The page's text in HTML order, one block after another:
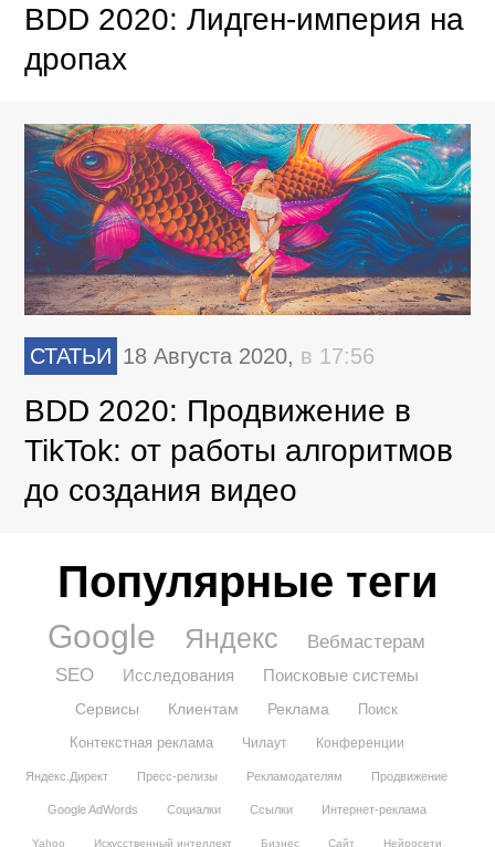
BDD 2020: Лидген-империя на
дропах
СТАТЬИ 18 Августа 2020, в 17:56
BDD 2020: Продвижение в
TikTok: от работы алгоритмов
до создания видео
Популярные теги
Google Яндекс
Вебмастерам
SEO
Исследования Поисковые системы
Сервисы Клиентам Реклама
Поиск
Контекстная реклама
Чилаут Конференции
Яндекс.Директ Пресс-релизы Рекламодателям Продвижение
Google AdWords Социалки Ссылки Интернет-реклама
Yahoo Искусственный интеллект Бизнес Сайт Нейросети